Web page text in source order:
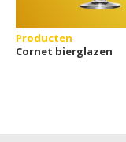
Producten
Cornet bierglazen